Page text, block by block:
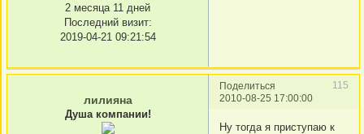
2 месяца 11 дней
Последний визит:
2019-04-21 09:21:54
Поделиться
115
2010-08-25 17:00:00
лилияна
Душа компании!
Ну тогда я приступаю к